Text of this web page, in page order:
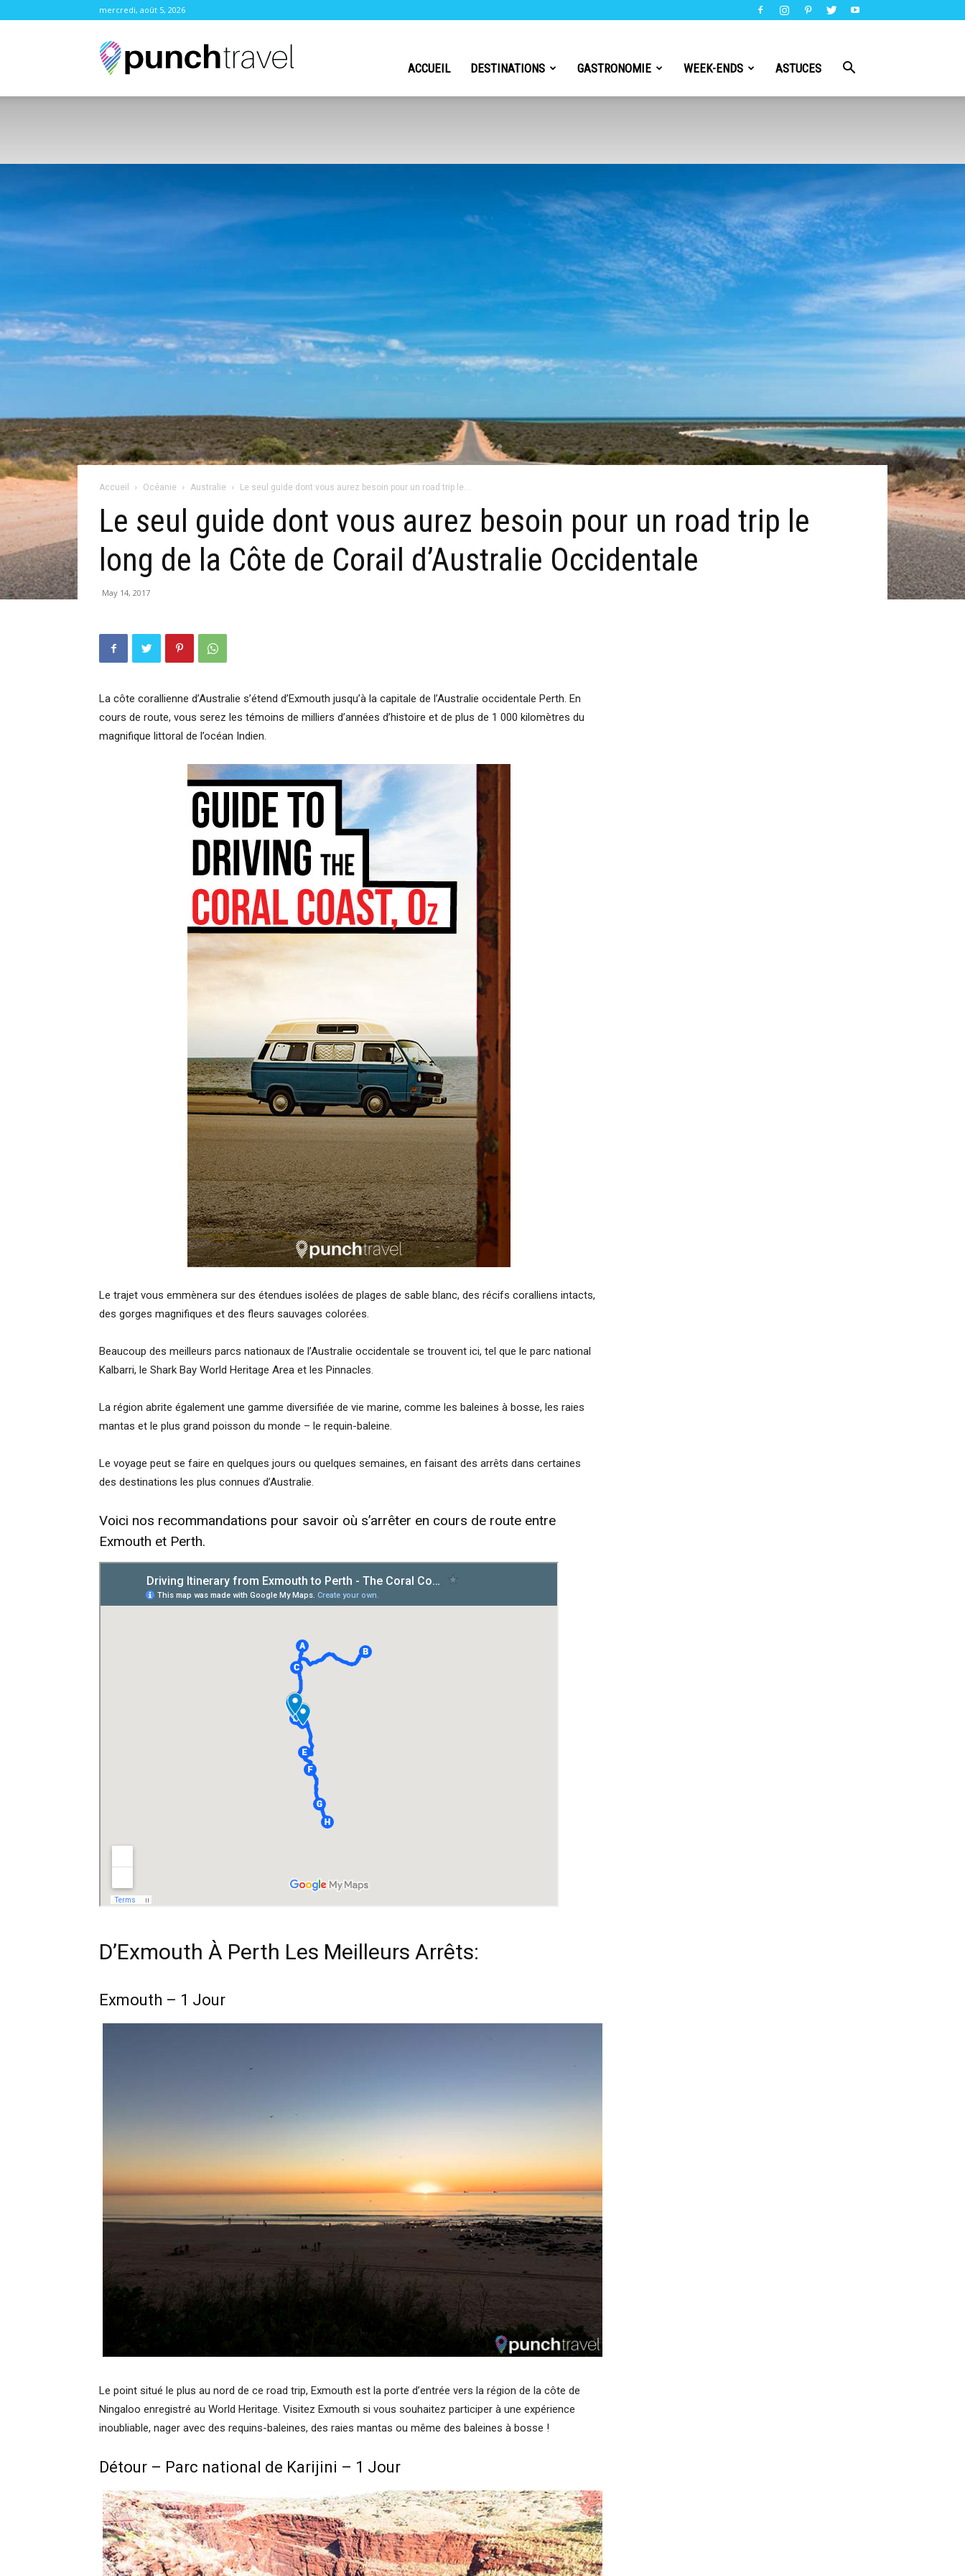
mercredi, août 5, 2026
ACCUEIL DESTINATIONS GASTRONOMIE WEEK-ENDS ASTUCES
Accueil Océanie Australie Le seul guide dont vous aurez besoin pour un road trip le...
Le seul guide dont vous aurez besoin pour un road trip le
long de la Côte de Corail d’Australie Occidentale
May 14, 2017
La côte corallienne d’Australie s’étend d’Exmouth jusqu’à la capitale de l’Australie occidentale Perth. En
cours de route, vous serez les témoins de milliers d’années d’histoire et de plus de 1 000 kilomètres du
magnifique littoral de l’océan Indien.
Le trajet vous emmènera sur des étendues isolées de plages de sable blanc, des récifs coralliens intacts,
des gorges magnifiques et des fleurs sauvages colorées.
Beaucoup des meilleurs parcs nationaux de l’Australie occidentale se trouvent ici, tel que le parc national
Kalbarri, le Shark Bay World Heritage Area et les Pinnacles.
La région abrite également une gamme diversifiée de vie marine, comme les baleines à bosse, les raies
mantas et le plus grand poisson du monde – le requin-baleine.
Le voyage peut se faire en quelques jours ou quelques semaines, en faisant des arrêts dans certaines
des destinations les plus connues d’Australie.
Voici nos recommandations pour savoir où s’arrêter en cours de route entre
Exmouth et Perth.
D’Exmouth À Perth Les Meilleurs Arrêts:
Exmouth – 1 Jour
Le point situé le plus au nord de ce road trip, Exmouth est la porte d’entrée vers la région de la côte de
Ningaloo enregistré au World Heritage. Visitez Exmouth si vous souhaitez participer à une expérience
inoubliable, nager avec des requins-baleines, des raies mantas ou même des baleines à bosse !
Détour – Parc national de Karijini – 1 Jour